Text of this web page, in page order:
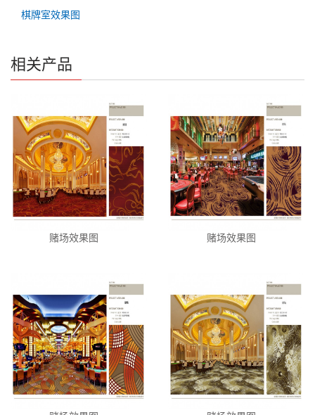
棋牌室效果图
相关产品
赌场效果图 赌场效果图